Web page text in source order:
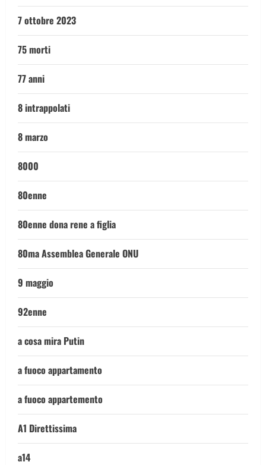
7 ottobre 2023
75 morti
77 anni
8 intrappolati
8 marzo
8000
80enne
80enne dona rene a figlia
80ma Assemblea Generale ONU
9 maggio
92enne
a cosa mira Putin
a fuoco appartamento
a fuoco appartemento
A1 Direttissima
a14